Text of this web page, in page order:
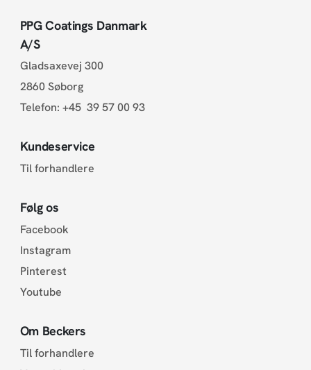
PPG Coatings Danmark
A/S
Gladsaxevej 300
2860 Søborg
Telefon: +45 39 57 00 93
Kundeservice
Til forhandlere
Følg os
Facebook
Instagram
Pinterest
Youtube
Om Beckers
Til forhandlere